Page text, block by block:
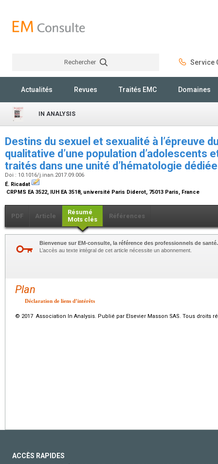
Rechercher Service
Actualités Revues Traités EMC Domaines
IN ANALYSIS
Destins du sexuel et sexualité à l’épreuve
qualitative d’une population d’adolescents
traités dans une unité d’hématologie
Doi : 10.1016/j.inan.2017.09.006
É. Ricadat
CRPMS EA 3522, IUH EA 3518, université Paris Diderot, 75013 Paris, France
PDF Article
Résumé
Mots clés
Références
Bienvenue sur EM-consulte, la référence des professionnels de santé.
L’accès au texte intégral de cet article nécessite un abonnement.
Plan
Déclaration de liens d’intérêts
© 2017 Association In Analysis. Publié par Elsevier Masson SAS. Tous droits
ACCÈS RAPIDES